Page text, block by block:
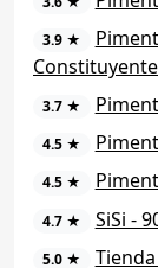
3.9 ★
3.7 ★
4.5 ★
4.5 ★
4.7 ★ SiSi -
5.0 ★